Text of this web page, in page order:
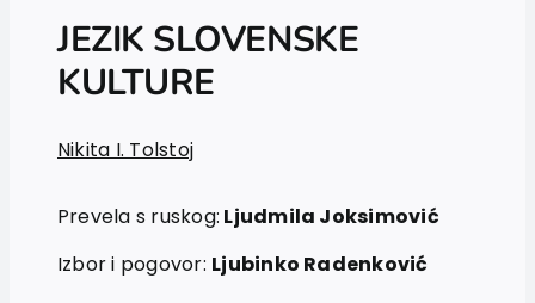
Vesti
EU PROJEKTI
JEZIK SLOVENSKE
KULTURE
Nikita I. Tolstoj
Prevela s ruskog: Ljudmila Joksimović
Izbor i pogovor: Ljubinko Radenković